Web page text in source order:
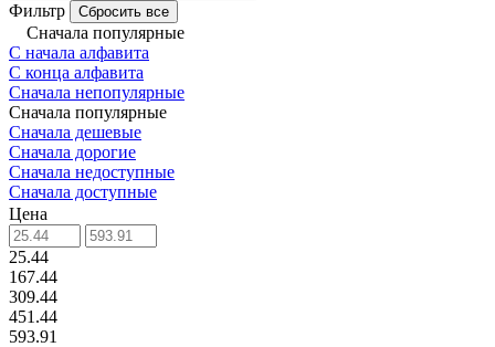
Фильтр Сбросить все
Сначала популярные
С начала алфавита
С конца алфавита
Сначала непопулярные
Сначала популярные
Сначала дешевые
Сначала дорогие
Сначала недоступные
Сначала доступные
Цена
25.44
167.44
309.44
451.44
593.91